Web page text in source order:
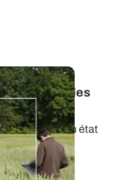
Consultez les
dressent un état